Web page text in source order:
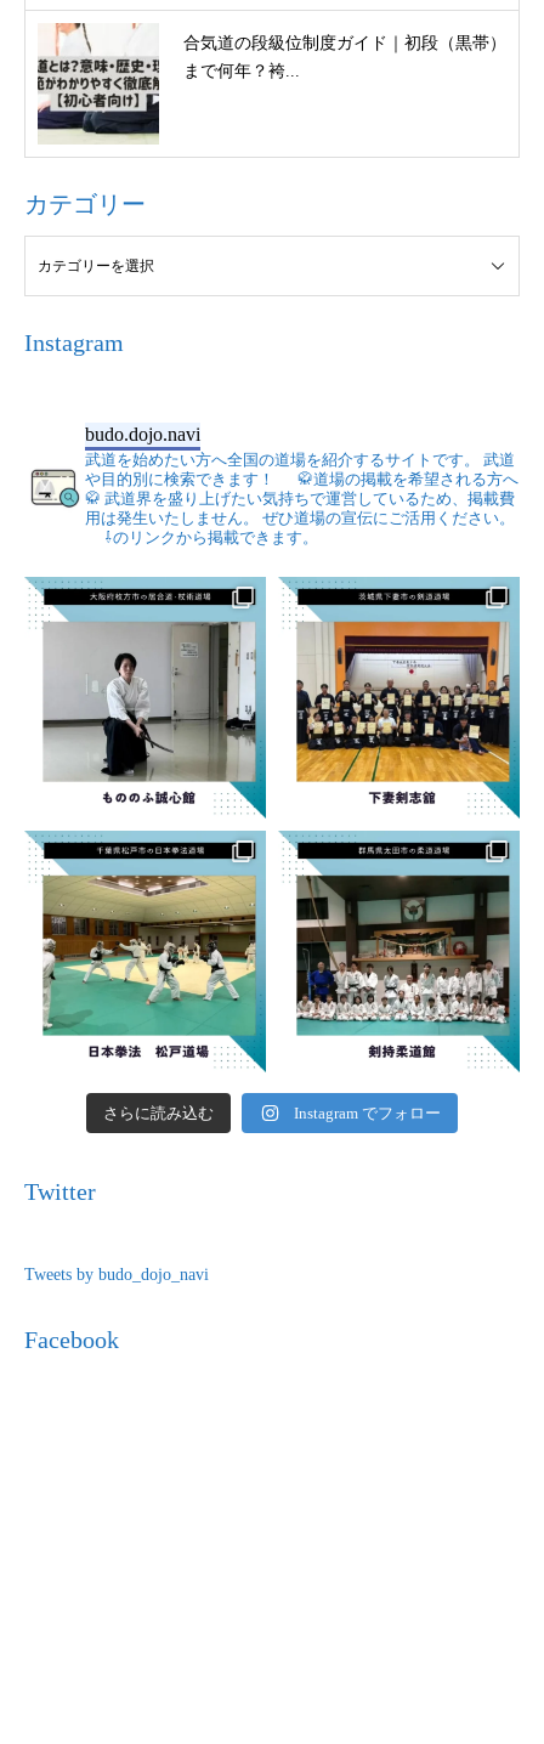
合気道の段級位制度ガイド｜初段（黒帯）
まで何年？袴...
カテゴリー
Instagram
budo.dojo.navi
武道を始めたい方へ全国の道場を紹介するサイトです。
武道
や目的別に検索できます！
🥋道場の掲載を希望される方へ
🥋 武道界を盛り上げたい気持ちで運営しているため、掲載費
用は発生いたしません。
ぜひ道場の宣伝にご活用ください。
⇩のリンクから掲載できます。
さらに読み込む Instagram でフォロー
Twitter
Tweets by budo_dojo_navi
Facebook